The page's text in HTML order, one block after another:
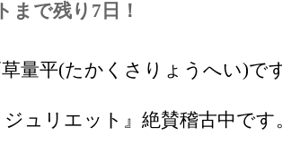
まで残り7日！
量平(たかくさりょうへい)で
ジュリエット』絶賛稽古中です